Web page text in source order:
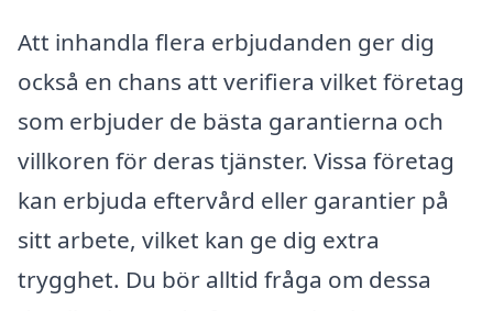
Att inhandla flera erbjudanden ger dig
också en chans att verifiera vilket företag
som erbjuder de bästa garantierna och
villkoren för deras tjänster. Vissa företag
kan erbjuda eftervård eller garantier på
sitt arbete, vilket kan ge dig extra
trygghet. Du bör alltid fråga om dessa